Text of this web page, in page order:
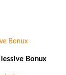
Bonux